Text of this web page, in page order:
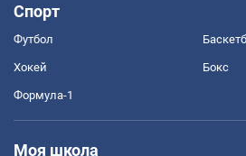
Спорт
Футбол
Хокей Бокс
Формула-1
Моя школа